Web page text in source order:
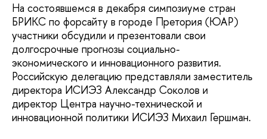
На состоявшемся в декабря cимпозиуме стран
БРИКС по форсайту в городе Претория (ЮАР)
участники обсудили и презентовали свои
долгосрочные прогнозы социально-
экономического и инновационного развития.
Российскую делегацию представляли заместитель
директора ИСИЭЗ Александр Соколов и
директор Центра научно-технической и
инновационной политики ИСИЭЗ Михаил Гершман.